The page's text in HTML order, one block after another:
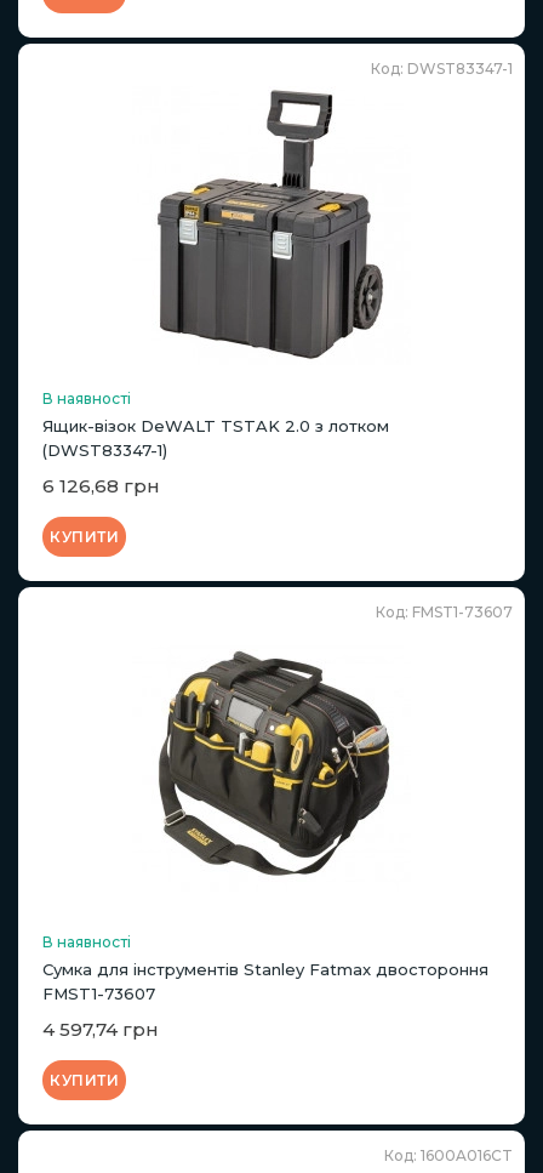
Код: DWST83347-1
В наявності
Ящик-візок DeWALT TSTAK 2.0 з лотком
(DWST83347-1)
6 126,68 грн
КУПИТИ
Код: FMST1-73607
В наявності
Сумка для інструментів Stanley Fatmax двостороння
FMST1-73607
4 597,74 грн
КУПИТИ
Код: 1600A016CT